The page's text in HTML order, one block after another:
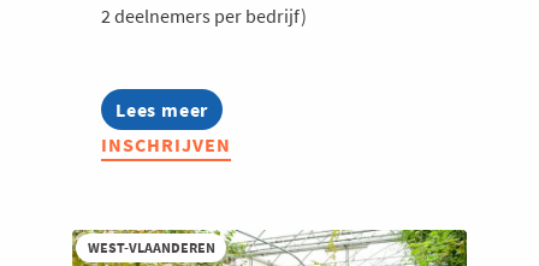
2 deelnemers per bedrijf)
Lees meer
about
Voka
Ladies:
Outdoor
INSCHRIJVEN
WEST-VLAANDEREN